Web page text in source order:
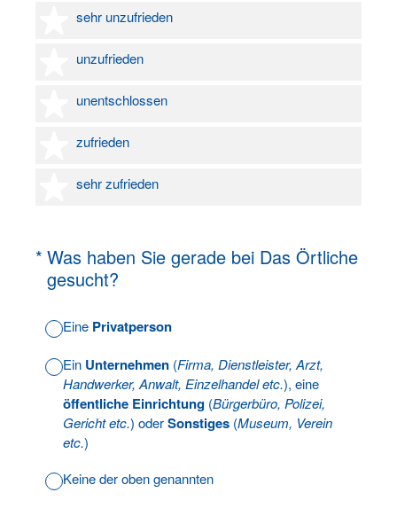
sehr unzufrieden
1 Stern
unzufrieden
2 Sterne
unentschlossen
3 Sterne
zufrieden
4 Sterne
sehr zufrieden
5 Sterne
* Was haben Sie gerade bei Das Örtliche
gesucht?
(Erforderlich.)
Eine Privatperson
Ein Unternehmen (Firma, Dienstleister, Arzt,
Handwerker, Anwalt, Einzelhandel etc.), eine
öffentliche Einrichtung (Bürgerbüro, Polizei,
Gericht etc.) oderSonstiges (Museum, Verein
etc.)
Keine der oben genannten